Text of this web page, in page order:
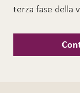
terza fase della